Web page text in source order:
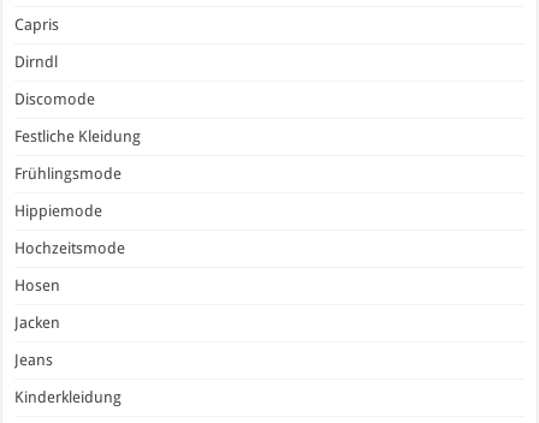
Capris
Dirndl
Discomode
Festliche Kleidung
Frühlingsmode
Hippiemode
Hochzeitsmode
Hosen
Jacken
Jeans
Kinderkleidung